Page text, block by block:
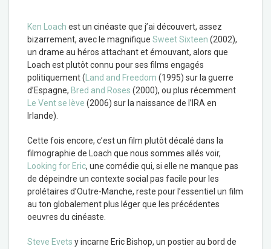
Ken Loach est un cinéaste que j’ai découvert, assez
bizarrement, avec le magnifique Sweet Sixteen (2002),
un drame au héros attachant et émouvant, alors que
Loach est plutôt connu pour ses films engagés
politiquement ( Land and Freedom (1995) sur la guerre
d’Espagne, Bred and Roses (2000), ou plus récemment
Le Vent se lève (2006) sur la naissance de l’IRA en
Irlande).
Cette fois encore, c’est un film plutôt décalé dans la
filmographie de Loach que nous sommes allés voir,
Looking for Eric, une comédie qui, si elle ne manque pas
de dépeindre un contexte social pas facile pour les
prolétaires d’Outre-Manche, reste pour l’essentiel un film
au ton globalement plus léger que les précédentes
oeuvres du cinéaste.
Steve Evets y incarne Eric Bishop, un postier au bord de